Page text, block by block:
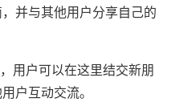
并与其他用户分享自己的
用户可以在这里结交新朋
户互动交流。